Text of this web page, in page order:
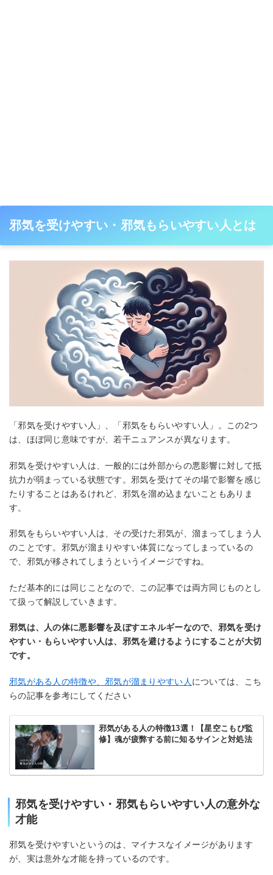
邪気を受けやすい・邪気もらいやすい人とは
「邪気を受けやすい人」、「邪気をもらいやすい人」。この2つ
は、ほぼ同じ意味ですが、若干ニュアンスが異なります。
邪気を受けやすい人は、一般的には外部からの悪影響に対して抵
抗力が弱まっている状態です。邪気を受けてその場で影響を感じ
たりすることはあるけれど、邪気を溜め込まないこともありま
す。
邪気をもらいやすい人は、その受けた邪気が、溜まってしまう人
のことです。邪気が溜まりやすい体質になってしまっているの
で、邪気が移されてしまうというイメージですね。
ただ基本的には同じことなので、この記事では両方同じものとし
て扱って解説していきます。
邪気は、人の体に悪影響を及ぼすエネルギーなので、邪気を受け
やすい・もらいやすい人は、邪気を避けるようにすることが大切
です。
邪気がある人の特徴や、邪気が溜まりやすい人 については、こち
らの記事を参考にしてください
邪気がある人の特徴13選！【星空こもぴ監
修】魂が疲弊する前に知るサインと対処法
邪気を受けやすい・邪気もらいやすい人の意外な
才能
邪気を受けやすいというのは、マイナスなイメージがあります
が、実は意外な才能を持っているのです。